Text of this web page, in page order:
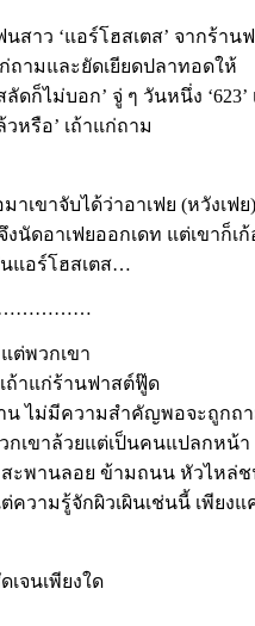
นสาว ‘แอร์โฮสเตส’ จากร้าน
ถามและยัดเยียดปลาทอดให้
ดก็ไม่บอก’ จู่ ๆ วันหนึ่ง ‘623’
หรือ’ เถ้าแก่ถาม
าเขาจับได้ว่าอาเฟย (หวังเฟย)
งนัดอาเฟยออกเดท แต่เขาก็เ
นแอร์โฮสเตส…
ต่พวกเขา
ถ้าแก่ร้านฟาสต์ฟู๊ด
น ไม่มีความสำคัญพอจะถูกถ
กเขาล้วยแต่เป็นคนแปลกหน้า
ะพานลอย ข้ามถนน หัวไหล่
ความรู้จักผิวเผินเช่นนี้ เพียง
จนเพียงใด